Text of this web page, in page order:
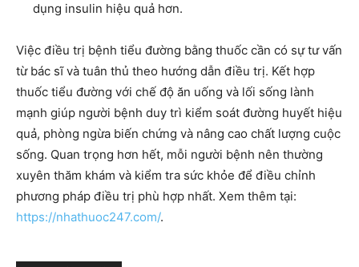
dụng insulin hiệu quả hơn.
Việc điều trị bệnh tiểu đường bằng thuốc cần có sự tư vấn
từ bác sĩ và tuân thủ theo hướng dẫn điều trị. Kết hợp
thuốc tiểu đường với chế độ ăn uống và lối sống lành
mạnh giúp người bệnh duy trì kiểm soát đường huyết hiệu
quả, phòng ngừa biến chứng và nâng cao chất lượng cuộc
sống. Quan trọng hơn hết, mỗi người bệnh nên thường
xuyên thăm khám và kiểm tra sức khỏe để điều chỉnh
phương pháp điều trị phù hợp nhất. Xem thêm tại:
https://nhathuoc247.com/.